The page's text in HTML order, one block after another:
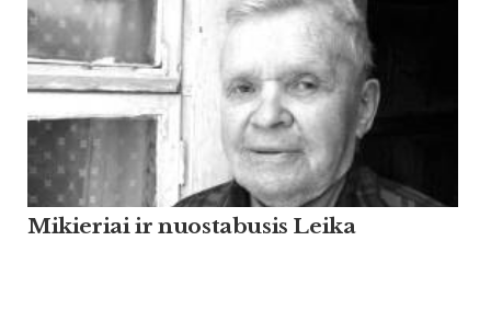
Mikieriai ir nuostabusis Leika